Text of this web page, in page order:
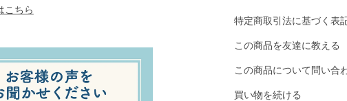
こちら
特定商取引法に基づく表
この商品を友達に教える
この商品について問い合
買い物を続ける